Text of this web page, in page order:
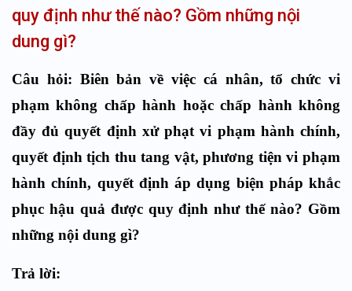
quy định như thế nào? Gồm những nội
dung gì?
Câu hỏi: Biên bản về việc cá nhân, tổ chức vi
phạm không chấp hành hoặc chấp hành không
đầy đủ quyết định xử phạt vi phạm hành chính,
quyết định tịch thu tang vật, phương tiện vi phạm
hành chính, quyết định áp dụng biện pháp khắc
phục hậu quả được quy định như thế nào? Gồm
những nội dung gì?
Trả lời: